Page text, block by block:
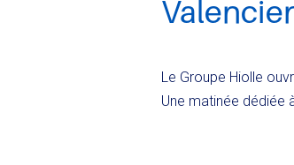
Le Groupe Hiolle
Une matinée dédiée